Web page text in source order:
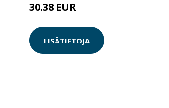
30.38 EUR
LISÄTIETOJA